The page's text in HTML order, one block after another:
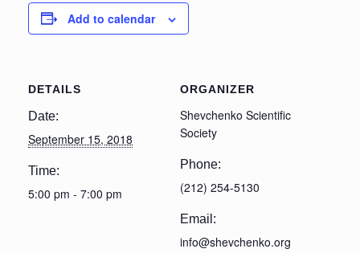
Add to calendar
DETAILS
Date:
September 15, 2018
Time:
5:00 pm - 7:00 pm
ORGANIZER
Shevchenko Scientific
Society
Phone:
(212) 254-5130
Email:
info@shevchenko.org